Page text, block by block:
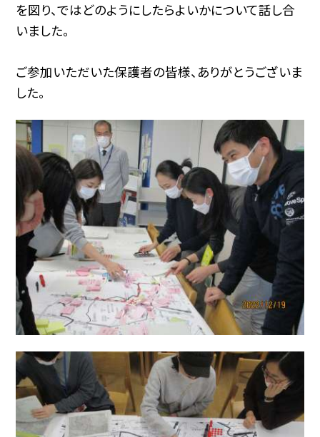
を図り、ではどのようにしたらよいかについて話し合
いました。
ご参加いただいた保護者の皆様、ありがとうございま
した。